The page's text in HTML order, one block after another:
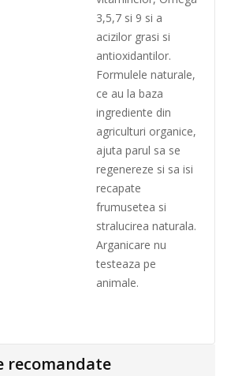
3,5,7 si 9 si a
acizilor grasi si
antioxidantilor.
Formulele naturale,
ce au la baza
ingrediente din
agriculturi organice,
ajuta parul sa se
regenereze si sa isi
recapate
frumusetea si
stralucirea naturala.
Arganicare nu
testeaza pe
animale.
recomandate